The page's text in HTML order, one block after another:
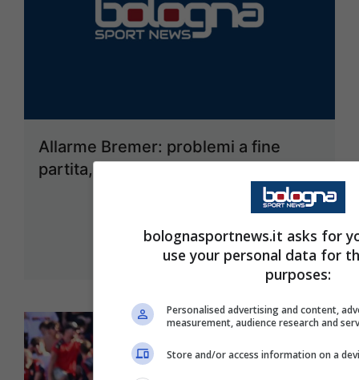
Allarme Bremer: problemi a fine
partita, l’entità dell’infortunio
20 Settembre 2025 - 21:59
bolognasportnews.it asks for
use your personal data for
purposes:
Personalised advertising and content,
measurement, audience research and
Store and/or access information on a